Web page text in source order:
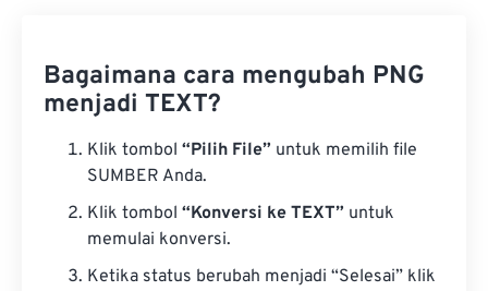
Bagaimana cara mengubah PNG
menjadi TEXT?
Klik tombol “Pilih File” untuk memilih file
SUMBER Anda.
Klik tombol “Konversi ke TEXT” untuk
memulai konversi.
Ketika status berubah menjadi “Selesai” klik